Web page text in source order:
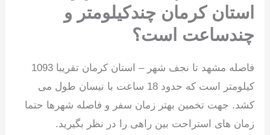
استان کرمان چندکیلومتر و
چندساعت است؟
فاصله مشهد تا نجف شهر – استان کرمان تقریبا 1093
کیلومتر است که حدود 18 ساعت با نیسان طول می
کشد. جهت تخمین بهتر زمان سفر و فاصله شهرها حتما
زمان های استراحت بین راهی را در نظر بگیرید.